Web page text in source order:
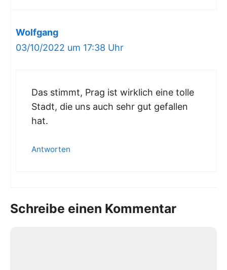
Wolfgang
03/10/2022 um 17:38 Uhr
Das stimmt, Prag ist wirklich eine tolle
Stadt, die uns auch sehr gut gefallen
hat.
Antworten
Schreibe einen Kommentar